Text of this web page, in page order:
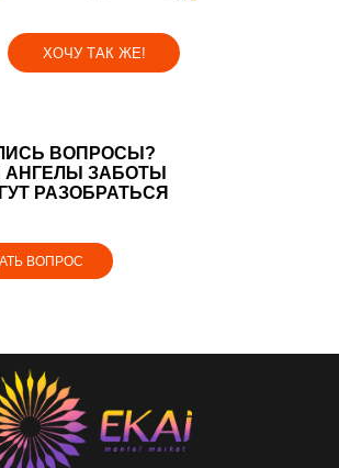
ХОЧУ ТАК ЖЕ!
ВОПРОС
ВОПРОСЫ?
ЗАБОТЫ
РАЗОБРАТЬСЯ